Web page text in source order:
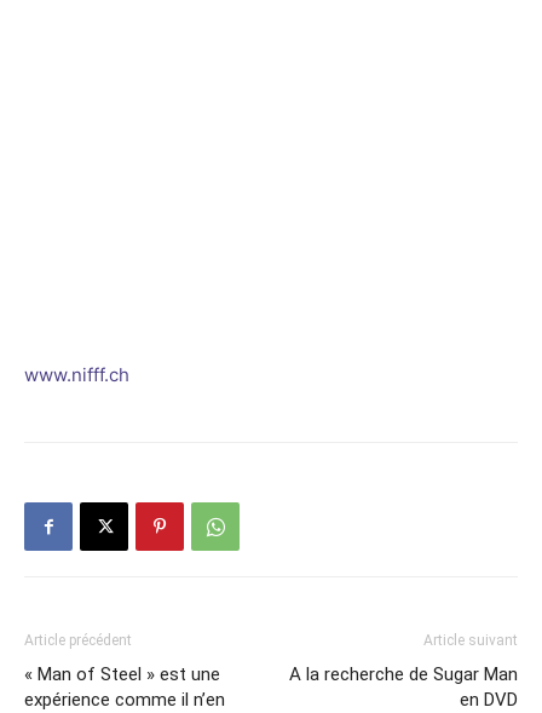
www.nifff.ch
Article précédent
« Man of Steel » est une
expérience comme il n’en
Article suivant
A la recherche de Sugar Man
en DVD